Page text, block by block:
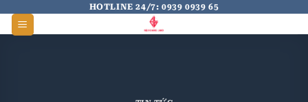
HOTLINE 24/7: 0939 0939 65